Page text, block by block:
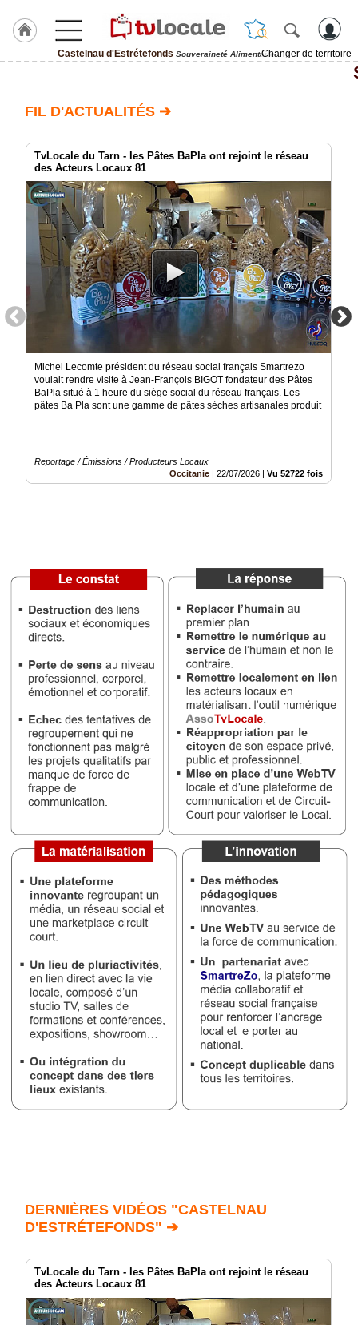
Castelnau d'Estrétefonds Souveraineté AlimentaireChanger de territoire
Castelnau
d'Estrétefonds
TvLocale
France
Accueil
RUBRIQUES
Agenda
Vidéos
Médias
groupe
Prémium
FIL D'ACTUALITÉS ➔
TvLocale du Tarn - les Pâtes BaPla ont rejoint le réseau
des Acteurs Locaux 81
Michel Lecomte président du réseau social français Smartrezo
voulait rendre visite à Jean-François BIGOT fondateur des Pâtes
BaPla situé à 1 heure du siège social du réseau français. Les
pâtes Ba Pla sont une gamme de pâtes sèches artisanales produit
...
Reportage / Émissions / Producteurs Locaux
Occitanie
22/07/2026 Vu 52722 fois
DERNIÈRES VIDÉOS "CASTELNAU
D'ESTRÉTEFONDS" ➔
TvLocale du Tarn - les Pâtes BaPla ont rejoint le réseau
des Acteurs Locaux 81